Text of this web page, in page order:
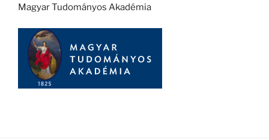
Magyar Tudományos Akadémia